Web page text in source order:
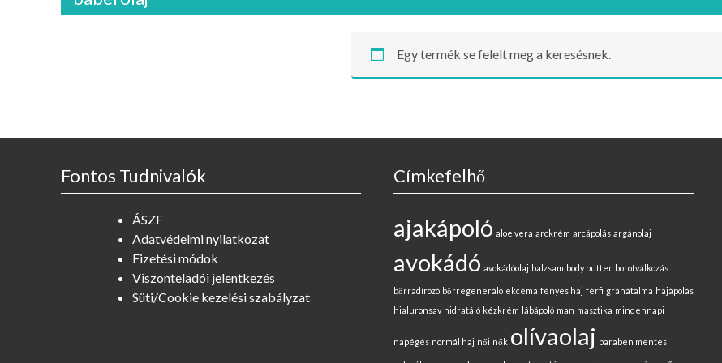
Egy termék se felelt meg a keresésnek.
Fontos Tudnivalók
ÁSZF
Adatvédelmi nyilatkozat
Fizetési módok
Viszonteladói jelentkezés
Süti/Cookie kezelési szabályzat
Címkefelhő
ajakápoló aloe vera arckrém arcápolás argánolaj
avokádó avokádóolaj balzsam body butter borotválkozás
bőrradírozó bőrregeneráló ekcéma fényes haj férfi gránátalma hajápolás
hialuronsav hidratáló kézkrém lábápoló man masztika mindennapi
napégés normál haj női nők olívaolaj paraben mentes